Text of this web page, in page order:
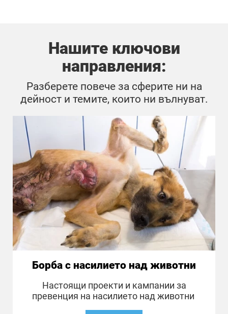
Нашите ключови
направления:
Разберете повече за сферите ни на
дейност и темите, които ни вълнуват.
Борба с насилието над животни
Настоящи проекти и кампании за
превенция на насилието над животни